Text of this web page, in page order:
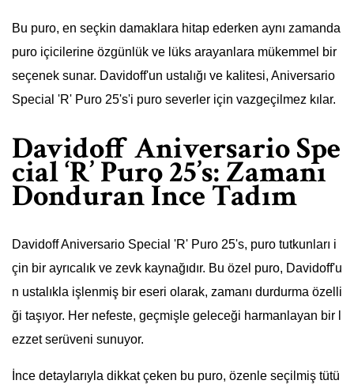
Bu puro, en seçkin damaklara hitap ederken aynı zamanda
puro içicilerine özgünlük ve lüks arayanlara mükemmel bir
seçenek sunar. Davidoff'un ustalığı ve kalitesi, Aniversario
Special 'R' Puro 25's'i puro severler için vazgeçilmez kılar.
Davidoff Aniversario Spe
cial ‘R’ Puro 25’s: Zamanı
Donduran İnce Tadım
Davidoff Aniversario Special 'R' Puro 25's, puro tutkunları i
çin bir ayrıcalık ve zevk kaynağıdır. Bu özel puro, Davidoff'u
n ustalıkla işlenmiş bir eseri olarak, zamanı durdurma özelli
ği taşıyor. Her nefeste, geçmişle geleceği harmanlayan bir l
ezzet serüveni sunuyor.
İnce detaylarıyla dikkat çeken bu puro, özenle seçilmiş tütü